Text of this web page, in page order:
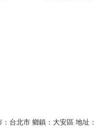
酒類輸入業
台北市 鄉鎮：大安區 地址